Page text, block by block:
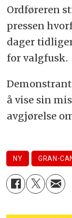
Ordføreren
pressen
dager
for valgfusk.
å vise sin
avgjørelse
NY GRAN-